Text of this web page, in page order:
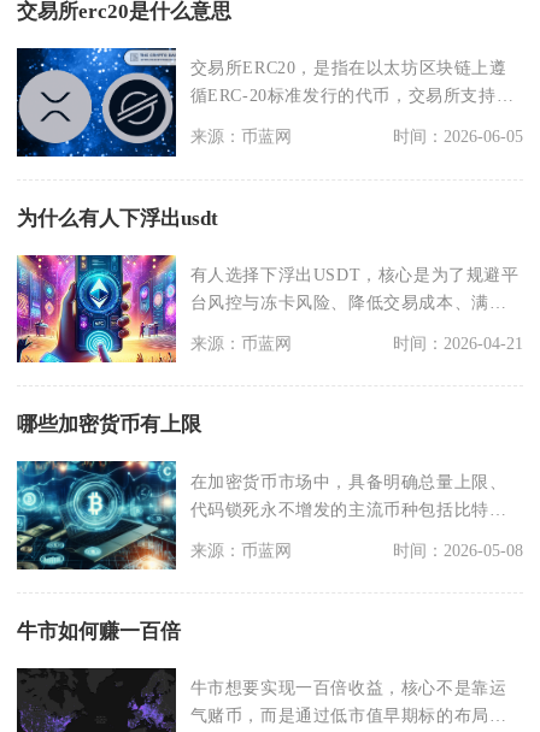
交易所erc20是什么意思
交易所ERC20，是指在以太坊区块链上遵
循ERC-20标准发行的代币，交易所支持这
类代币的
来源：币蓝网 时间：2026-06-05
为什么有人下浮出usdt
有人选择下浮出USDT，核心是为了规避平
台风控与冻卡风险、降低交易成本、满足
来源：币蓝网 时间：2026-04-21
哪些加密货币有上限
在加密货币市场中，具备明确总量上限、
代码锁死永不增发的主流币种包括比特币
来源：币蓝网 时间：2026-05-08
牛市如何赚一百倍
牛市想要实现一百倍收益，核心不是靠运
气赌币，而是通过低市值早期标的布局、